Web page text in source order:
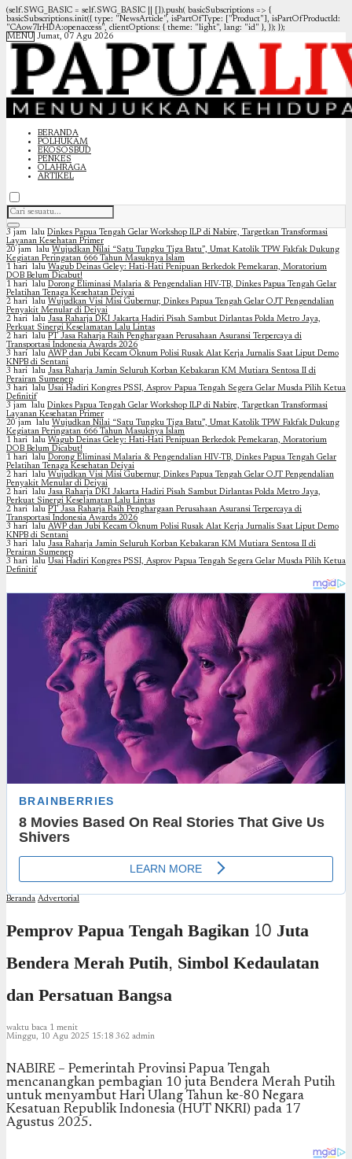
(self.SWG_BASIC = self.SWG_BASIC || []).push( basicSubscriptions => {
basicSubscriptions.init({ type: "NewsArticle", isPartOfType: ["Product"], isPartOfProductId:
"CAow7IrHDA:openaccess", clientOptions: { theme: "light", lang: "id" }, }); });
MENU Jumat, 07 Agu 2026
BERANDA
POLHUKAM
EKOSOSBUD
PENKES
OLAHRAGA
ARTIKEL
3 jam lalu Dinkes Papua Tengah Gelar Workshop ILP di Nabire, Targetkan Transformasi
Layanan Kesehatan Primer
20 jam lalu Wujudkan Nilai “Satu Tungku Tiga Batu”, Umat Katolik TPW Fakfak Dukung
Kegiatan Peringatan 666 Tahun Masuknya Islam
1 hari lalu Wagub Deinas Geley: Hati-Hati Penipuan Berkedok Pemekaran, Moratorium
DOB Belum Dicabut!
1 hari lalu Dorong Eliminasi Malaria & Pengendalian HIV-TB, Dinkes Papua Tengah Gelar
Pelatihan Tenaga Kesehatan Deiyai
2 hari lalu Wujudkan Visi Misi Gubernur, Dinkes Papua Tengah Gelar OJT Pengendalian
Penyakit Menular di Deiyai
2 hari lalu Jasa Raharja DKI Jakarta Hadiri Pisah Sambut Dirlantas Polda Metro Jaya,
Perkuat Sinergi Keselamatan Lalu Lintas
2 hari lalu PT Jasa Raharja Raih Penghargaan Perusahaan Asuransi Terpercaya di
Transportasi Indonesia Awards 2026
3 hari lalu AWP dan Jubi Kecam Oknum Polisi Rusak Alat Kerja Jurnalis Saat Liput Demo
KNPB di Sentani
3 hari lalu Jasa Raharja Jamin Seluruh Korban Kebakaran KM Mutiara Sentosa II di
Perairan Sumenep
3 hari lalu Usai Hadiri Kongres PSSI, Asprov Papua Tengah Segera Gelar Musda Pilih Ketua
Definitif
3 jam lalu Dinkes Papua Tengah Gelar Workshop ILP di Nabire, Targetkan Transformasi
Layanan Kesehatan Primer
20 jam lalu Wujudkan Nilai “Satu Tungku Tiga Batu”, Umat Katolik TPW Fakfak Dukung
Kegiatan Peringatan 666 Tahun Masuknya Islam
1 hari lalu Wagub Deinas Geley: Hati-Hati Penipuan Berkedok Pemekaran, Moratorium
DOB Belum Dicabut!
1 hari lalu Dorong Eliminasi Malaria & Pengendalian HIV-TB, Dinkes Papua Tengah Gelar
Pelatihan Tenaga Kesehatan Deiyai
2 hari lalu Wujudkan Visi Misi Gubernur, Dinkes Papua Tengah Gelar OJT Pengendalian
Penyakit Menular di Deiyai
2 hari lalu Jasa Raharja DKI Jakarta Hadiri Pisah Sambut Dirlantas Polda Metro Jaya,
Perkuat Sinergi Keselamatan Lalu Lintas
2 hari lalu PT Jasa Raharja Raih Penghargaan Perusahaan Asuransi Terpercaya di
Transportasi Indonesia Awards 2026
3 hari lalu AWP dan Jubi Kecam Oknum Polisi Rusak Alat Kerja Jurnalis Saat Liput Demo
KNPB di Sentani
3 hari lalu Jasa Raharja Jamin Seluruh Korban Kebakaran KM Mutiara Sentosa II di
Perairan Sumenep
3 hari lalu Usai Hadiri Kongres PSSI, Asprov Papua Tengah Segera Gelar Musda Pilih Ketua
Definitif
Beranda Advertorial
Pemprov Papua Tengah Bagikan 10 Juta
Bendera Merah Putih, Simbol Kedaulatan
dan Persatuan Bangsa
waktu baca 1 menit
Minggu, 10 Agu 2025 15:18 362 admin
NABIRE – Pemerintah Provinsi Papua Tengah
mencanangkan pembagian 10 juta Bendera Merah Putih
untuk menyambut Hari Ulang Tahun ke-80 Negara
Kesatuan Republik Indonesia (HUT NKRI) pada 17
Agustus 2025.